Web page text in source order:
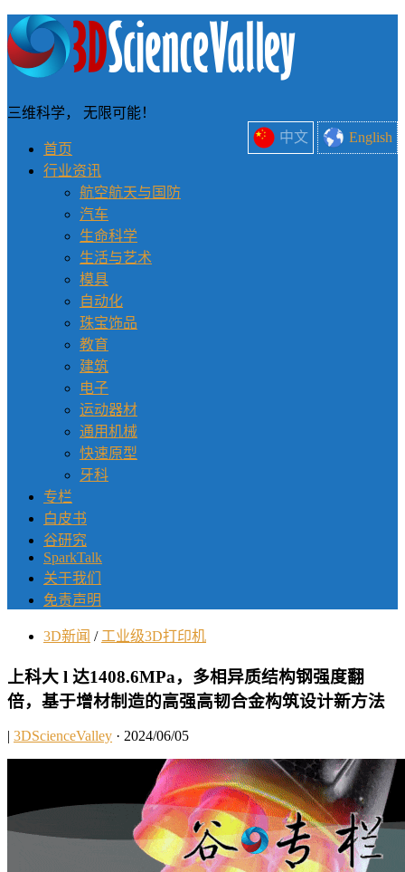
中文 English
三维科学， 无限可能！
首页
行业资讯
航空航天与国防
汽车
生命科学
生活与艺术
模具
自动化
珠宝饰品
教育
建筑
电子
运动器材
通用机械
快速原型
牙科
专栏
白皮书
谷研究
SparkTalk
关于我们
免责声明
3D新闻 / 工业级3D打印机
上科大 l 达1408.6MPa，多相异质结构钢强度翻
倍，基于增材制造的高强高韧合金构筑设计新方法
| 3DScienceValley · 2024/06/05